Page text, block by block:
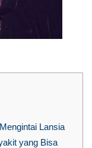
Lansia
yang Bisa